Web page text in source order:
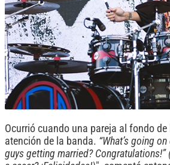
Ocurrió cuando una pareja al fondo
atención de la banda. “What’s going
guys getting married? Congratulations!”